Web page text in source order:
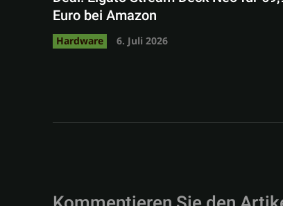
Euro bei Amazon
Hardware 6. Juli 2026